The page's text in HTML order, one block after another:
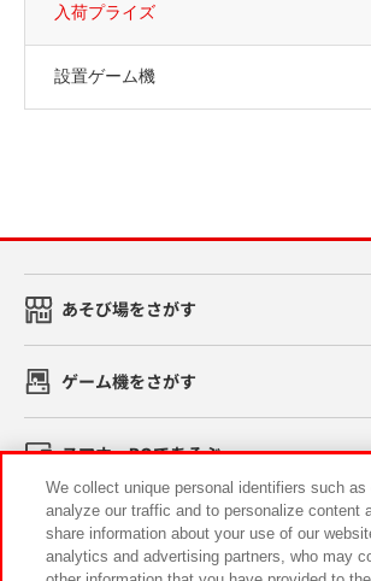
入荷プライズ
設置ゲーム機
あそび場をさがす
ゲーム機をさがす
スマホ・PCであそぶ
イベント・キャンペーン
We collect unique personal identifiers such
analyze our traffic and to personalize content
share information about your use of our
analytics and advertising partners, who may